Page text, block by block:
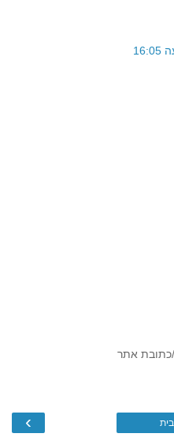
כתובת אתר
›